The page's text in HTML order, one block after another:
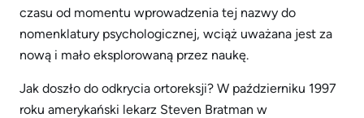
czasu od momentu wprowadzenia tej nazwy do
nomenklatury psychologicznej, wciąż uważana jest za
nową i mało eksplorowaną przez naukę.
Jak doszło do odkrycia ortoreksji? W październiku 1997
roku amerykański lekarz Steven Bratman w